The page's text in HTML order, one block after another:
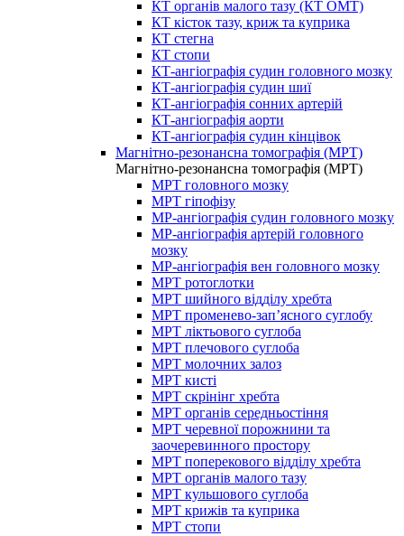
КТ органів малого тазу (КТ ОМТ)
КТ кісток тазу, криж та куприка
КТ стегна
КТ стопи
КТ-ангіографія судин головного мозку
КТ-ангіографія судин шиї
КТ-ангіографія сонних артерій
КТ-ангіографія аорти
КТ-ангіографія судин кінцівок
Магнітно-резонансна томографія (МРТ)
Магнітно-резонансна томографія (МРТ)
МРТ головного мозку
МРТ гіпофізу
МР-ангіографія судин головного мозку
МР-ангіографія артерій головного
мозку
МР-ангіографія вен головного мозку
МРТ ротоглотки
МРТ шийного відділу хребта
МРТ променево-зап’ясного суглобу
МРТ ліктьового суглоба
МРТ плечового суглоба
МРТ молочних залоз
МРТ кисті
МРТ скрінінг хребта
МРТ органів середньостіння
МРТ черевної порожнини та
заочеревинного простору
МРТ поперекового відділу хребта
МРТ органів малого тазу
МРТ кульшового суглоба
МРТ крижів та куприка
МРТ стопи